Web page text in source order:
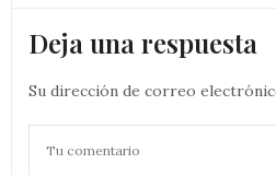
Deja una respuesta
Su dirección de correo